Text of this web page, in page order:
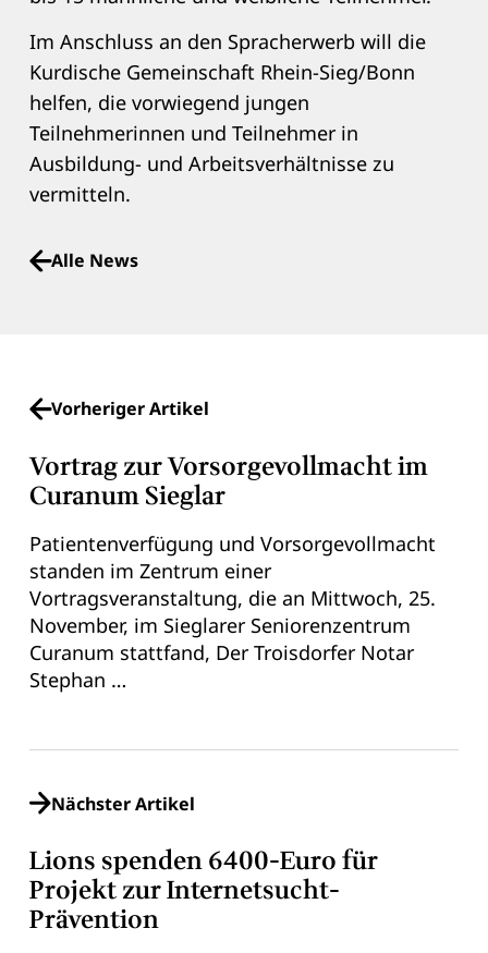
Im Anschluss an den Spracherwerb will die
Kurdische Gemeinschaft Rhein-Sieg/Bonn
helfen, die vorwiegend jungen
Teilnehmerinnen und Teilnehmer in
Ausbildung- und Arbeitsverhältnisse zu
vermitteln.
Alle News
Vorheriger Artikel
Vortrag zur Vorsorgevollmacht im
Curanum Sieglar
Patientenverfügung und Vorsorgevollmacht
standen im Zentrum einer
Vortragsveranstaltung, die an Mittwoch, 25.
November, im Sieglarer Seniorenzentrum
Curanum stattfand, Der Troisdorfer Notar
Stephan …
Nächster Artikel
Lions spenden 6400-Euro für
Projekt zur Internetsucht-
Prävention